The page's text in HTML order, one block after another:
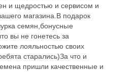
и щедростью и сервисом и
магазина.В подарок
семян,бонусньıe
вы не гонетесь за
лояльностью своих
старались)За что и
пришли качественньıe и